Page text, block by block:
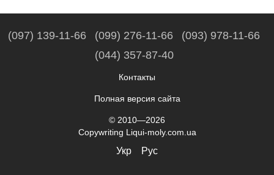
(097) 139-11-66 (099) 276-11-66
(093) 978-11-66
(044) 357-87-40
Контакты
Полная версия сайта
© 2010—2026
Copywriting Liqui-moly.com.ua
Укр Рус